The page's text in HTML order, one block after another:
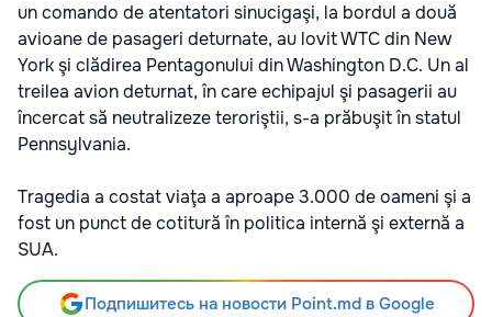
un comando de atentatori sinucigaşi, la bordul a două
avioane de pasageri deturnate, au lovit WTC din New
York şi clădirea Pentagonului din Washington D.C. Un al
treilea avion deturnat, în care echipajul şi pasagerii au
încercat să neutralizeze teroriştii, s-a prăbuşit în statul
Pennsylvania.
Tragedia a costat viaţa a aproape 3.000 de oameni şi a
fost un punct de cotitură în politica internă şi externă a
SUA.
Подпишитесь на новости Point.md в Google